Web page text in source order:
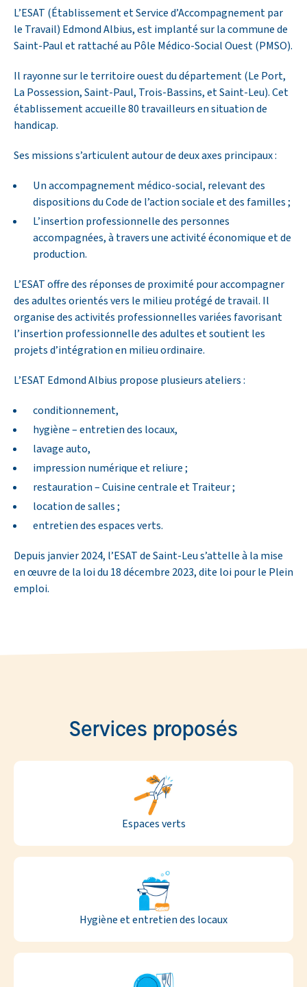
L’ESAT (Établissement et Service d’Accompagnement par
le Travail) Edmond Albius, est implanté sur la commune de
Saint-Paul et rattaché au Pôle Médico-Social Ouest (PMSO).
Il rayonne sur le territoire ouest du département (Le Port,
La Possession, Saint-Paul, Trois-Bassins, et Saint-Leu). Cet
établissement accueille 80 travailleurs en situation de
handicap.
Ses missions s’articulent autour de deux axes principaux :
Un accompagnement médico-social, relevant des
dispositions du Code de l’action sociale et des familles ;
L’insertion professionnelle des personnes
accompagnées, à travers une activité économique et de
production.
L’ESAT offre des réponses de proximité pour accompagner
des adultes orientés vers le milieu protégé de travail. Il
organise des activités professionnelles variées favorisant
l’insertion professionnelle des adultes et soutient les
projets d’intégration en milieu ordinaire.
L’ESAT Edmond Albius propose plusieurs ateliers :
conditionnement,
hygiène – entretien des locaux,
lavage auto,
impression numérique et reliure ;
restauration – Cuisine centrale et Traiteur ;
location de salles ;
entretien des espaces verts.
Depuis janvier 2024, l’ESAT de Saint-Leu s’attelle à la mise
en œuvre de la loi du 18 décembre 2023, dite loi pour le Plein
emploi.
Services proposés
Espaces verts
Hygiène et entretien des locaux